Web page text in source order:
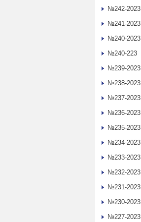
№242-2023
№241-2023
№240-2023
№240-223
№239-2023
№238-2023
№237-2023
№236-2023
№235-2023
№234-2023
№233-2023
№232-2023
№231-2023
№230-2023
№227-2023